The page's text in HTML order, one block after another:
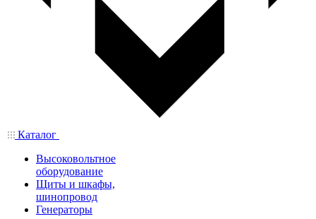
Каталог
Высоковольтное
оборудование
Щиты и шкафы,
шинопровод
Генераторы